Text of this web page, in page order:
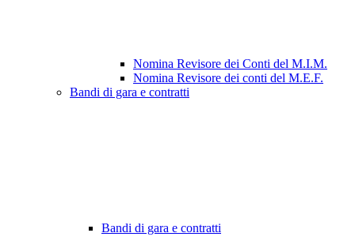
Nomina Revisore dei Conti del M.I.M.
Nomina Revisore dei conti del M.E.F.
Bandi di gara e contratti
Bandi di gara e contratti